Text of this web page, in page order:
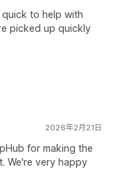
quick to help with
picked up quickly
2026年2月21日
for making the
We're very happy